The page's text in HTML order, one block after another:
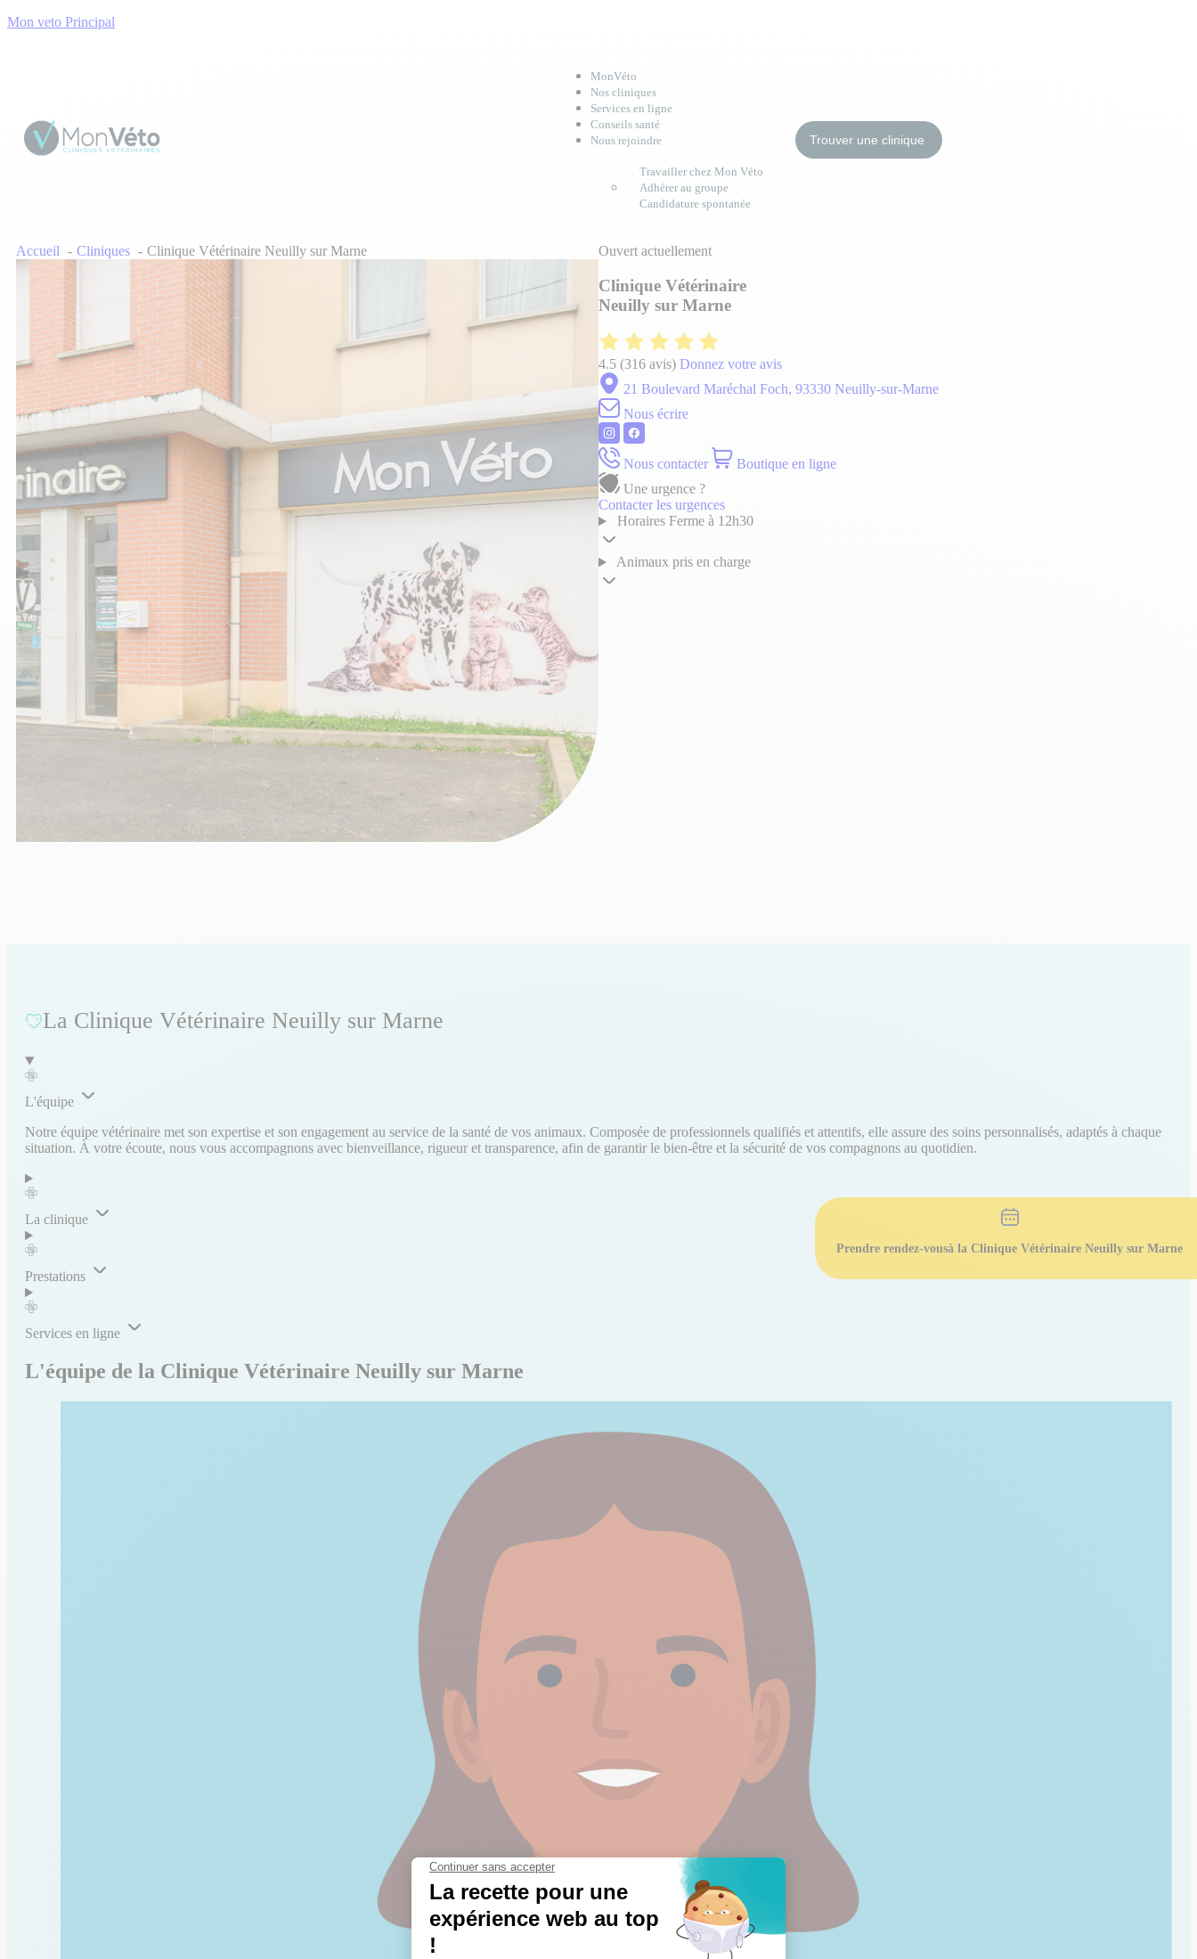
Mon veto Principal
MonVéto
Nos cliniques
Services en ligne
Conseils santé
Nous rejoindre
Travailler chez Mon Véto
Adhérer au groupe
Candidature spontanée
Trouver une clinique
Prendre rendez-vousà la Clinique Vétérinaire Neuilly sur Marne
Accueil Cliniques Clinique Vétérinaire Neuilly sur Marne Ouvert actuellement
Clinique Vétérinaire
Neuilly sur Marne
4.5 (316 avis) Donnez votre avis
21 Boulevard Maréchal Foch, 93330 Neuilly-sur-Marne
Nous écrire
Nous contacter
Boutique en ligne
Une urgence ?
Contacter les urgences
Horaires Ferme à 12h30
Animaux pris en charge
La Clinique Vétérinaire Neuilly sur Marne
L'équipe
Notre équipe vétérinaire met son expertise et son engagement au service de la santé de vos animaux. Composée de professionnels qualifiés et attentifs, elle assure des soins personnalisés, adaptés à chaque
situation. À votre écoute, nous vous accompagnons avec bienveillance, rigueur et transparence, afin de garantir le bien-être et la sécurité de vos compagnons au quotidien.
La clinique
Prestations
Services en ligne
L'équipe de la Clinique Vétérinaire Neuilly sur Marne